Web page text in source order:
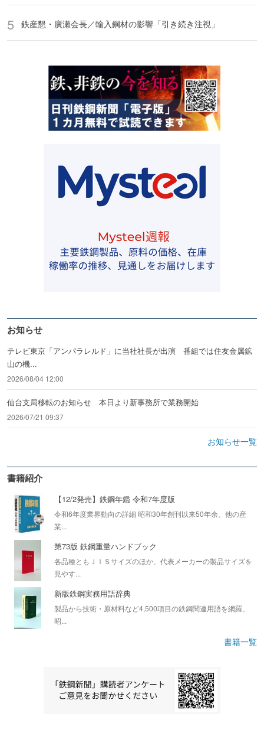
鉄産懇・廣瀬会長／輸入鋼材の影響「引き続き注視」
お知らせ
テレビ東京「アンパラレルド」に当社社長が出演 番組では住友金属鉱
山の機...
2026/08/04 12:00
仙台支局移転のお知らせ 本日より新事務所で業務開始
2026/07/21 09:37
お知らせ一覧
書籍紹介
【12/2発売】鉄鋼年鑑 令和7年度版
令和6年度業界動向の詳細 昭和30年創刊以来50年余、他の産
業...
第73版 鉄鋼重量ハンドブック
各品種ともＪＩＳサイズのほか、代表メーカーの製品サイズを
見やす...
新版鉄鋼実務用語辞典
製品から技術・原材料など4,500項目の鉄鋼関連用語を網羅、
昭...
書籍一覧